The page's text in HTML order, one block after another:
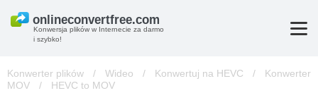
Konwersja plików w Internecie za darmo
i szybko!
Konwerter plików / Wideo / Konwertuj na HEVC /
Konwerter
MOV
/ HEVC to MOV